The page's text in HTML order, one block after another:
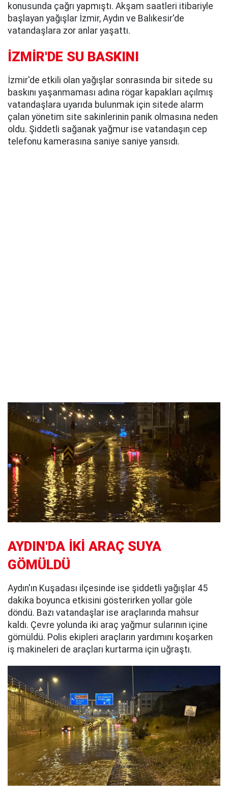
konusunda çağrı yapmıştı. Akşam saatleri itibariyle
başlayan yağışlar İzmir, Aydın ve Balıkesir'de
vatandaşlara zor anlar yaşattı.
İZMİR'DE SU BASKINI
İzmir'de etkili olan yağışlar sonrasında bir sitede su
baskını yaşanmaması adına rögar kapakları açılmış
vatandaşlara uyarıda bulunmak için sitede alarm
çalan yönetim site sakinlerinin panik olmasına neden
oldu. Şiddetli sağanak yağmur ise vatandaşın cep
telefonu kamerasına saniye saniye yansıdı.
AYDIN'DA İKİ ARAÇ SUYA
GÖMÜLDÜ
Aydın'ın Kuşadası ilçesinde ise şiddetli yağışlar 45
dakika boyunca etkisini gösterirken yollar göle
döndü. Bazı vatandaşlar ise araçlarında mahsur
kaldı. Çevre yolunda iki araç yağmur sularının içine
gömüldü. Polis ekipleri araçların yardımını koşarken
iş makineleri de araçları kurtarma için uğraştı.